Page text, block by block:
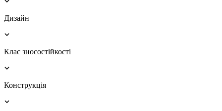
Дизайн
Клас зносостійкості
Конструкція